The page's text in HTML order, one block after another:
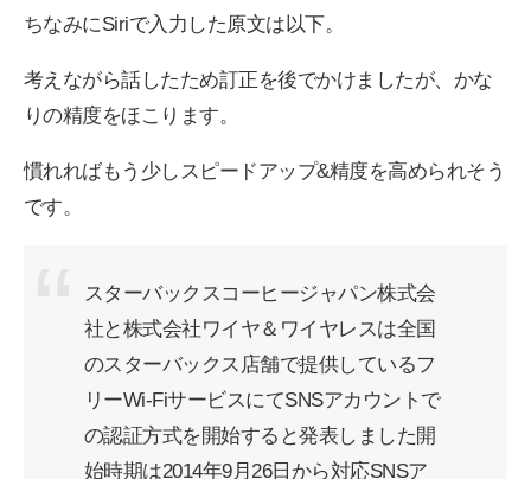
ちなみにSiriで入力した原文は以下。
考えながら話したため訂正を後でかけましたが、かな
りの精度をほこります。
慣れればもう少しスピードアップ&精度を高められそう
です。
スターバックスコーヒージャパン株式会
社と株式会社ワイヤ＆ワイヤレスは全国
のスターバックス店舗で提供しているフ
リーWi-FiサービスにてSNSアカウントで
の認証方式を開始すると発表しました開
始時期は2014年9月26日から対応SNSア